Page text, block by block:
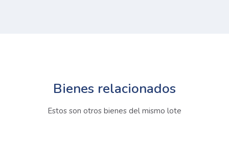
Bienes relacionados
Estos son otros bienes del mismo lote